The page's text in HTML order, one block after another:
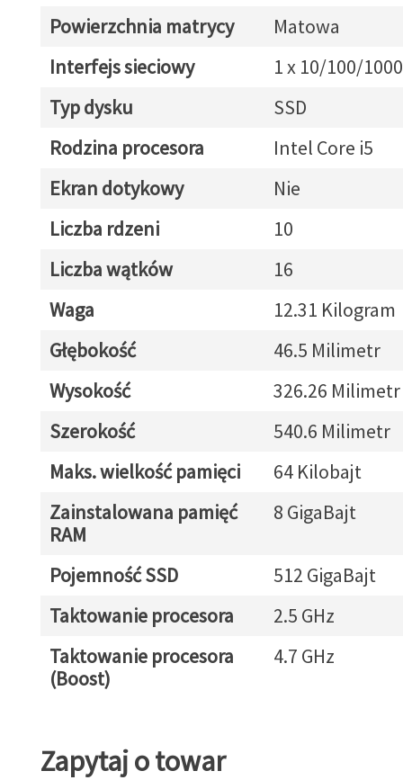
Powierzchnia matrycy
Matowa
Interfejs sieciowy
1 x 10/100/
Typ dysku
SSD
Rodzina procesora
Intel Core i5
Ekran dotykowy
Nie
Liczba rdzeni
10
Liczba wątków
16
Waga
12.31 Kilogram
Głębokość
46.5 Milimetr
Wysokość
326.26 Milimetr
Szerokość
540.6 Milimetr
Maks. wielkość pamięci
64 Kilobajt
Zainstalowana pamięć
RAM
8 GigaBajt
Pojemność SSD
512 GigaBajt
Taktowanie procesora
2.5 GHz
Taktowanie procesora
(Boost)
4.7 GHz
Zapytaj o towar
Zapytaj o towar